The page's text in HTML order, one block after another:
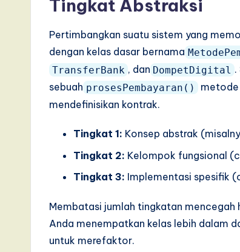
Tingkat Abstraksi
Pertimbangkan suatu sistem yang
dengan kelas dasar bernama
TransferBank , dan DompetDigital .
sebuah prosesPembayaran() metode
mendefinisikan kontrak.
Tingkat 1: Konsep abstrak
Tingkat 2: Kelompok fungsional
Tingkat 3: Implementasi spesifik
Membatasi jumlah tingkatan mencegah
Anda menempatkan kelas lebih dalam
untuk merefaktor.